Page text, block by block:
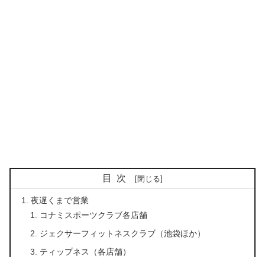
目次
夜遅くまで営業
コナミスポーツクラブ各店舗
ジェクサーフィットネスクラブ（池袋ほか）
ティップネス（各店舗）